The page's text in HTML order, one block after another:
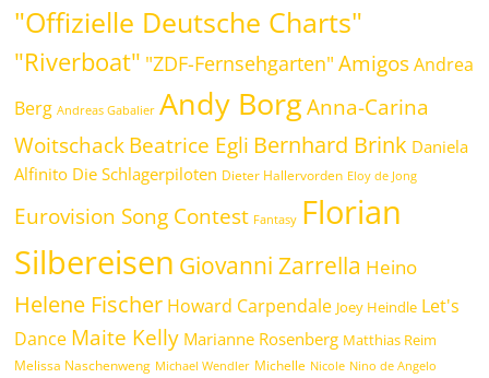
"Offizielle Deutsche Charts"
"Riverboat" "ZDF-Fernsehgarten" Amigos Andrea
Berg Andreas Gabalier Andy Borg Anna-Carina
WoitschackBeatrice Egli Bernhard Brink Daniela
Alfinito Die Schlagerpiloten Dieter Hallervorden Eloy de Jong
Eurovision Song Contest Fantasy Florian
Silbereisen Giovanni Zarrella Heino
Helene Fischer Howard Carpendale Joey Heindle Let's
Dance Maite Kelly Marianne Rosenberg Matthias Reim
Melissa Naschenweng Michael Wendler Michelle Nicole Nino de Angelo